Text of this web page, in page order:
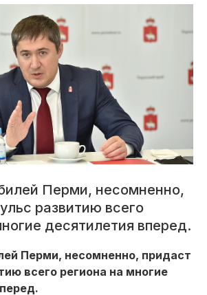
Перми, несомненно,
развитию всего
десятилетия вперед.
Перми, несомненно, придаст
всего региона на многие